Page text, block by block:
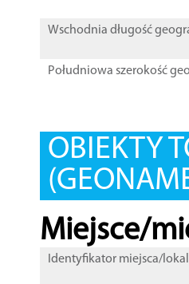
Wschodnia długość
Południowa szerokość
OBIEKTY
Miejsce/
Identyfikator miejsca/